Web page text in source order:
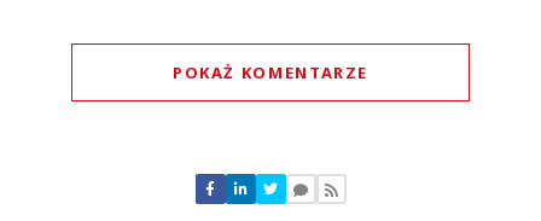
POKAŻ KOMENTARZE
Nie znaleziono komentarzy
Zostaw swoje komentarze